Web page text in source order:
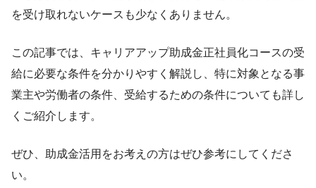
を受け取れないケースも少なくありません。
この記事では、キャリアアップ助成金正社員化コースの受
給に必要な条件を分かりやすく解説し、特に対象となる事
業主や労働者の条件、受給するための条件についても詳し
くご紹介します。
ぜひ、助成金活用をお考えの方はぜひ参考にしてくださ
い。